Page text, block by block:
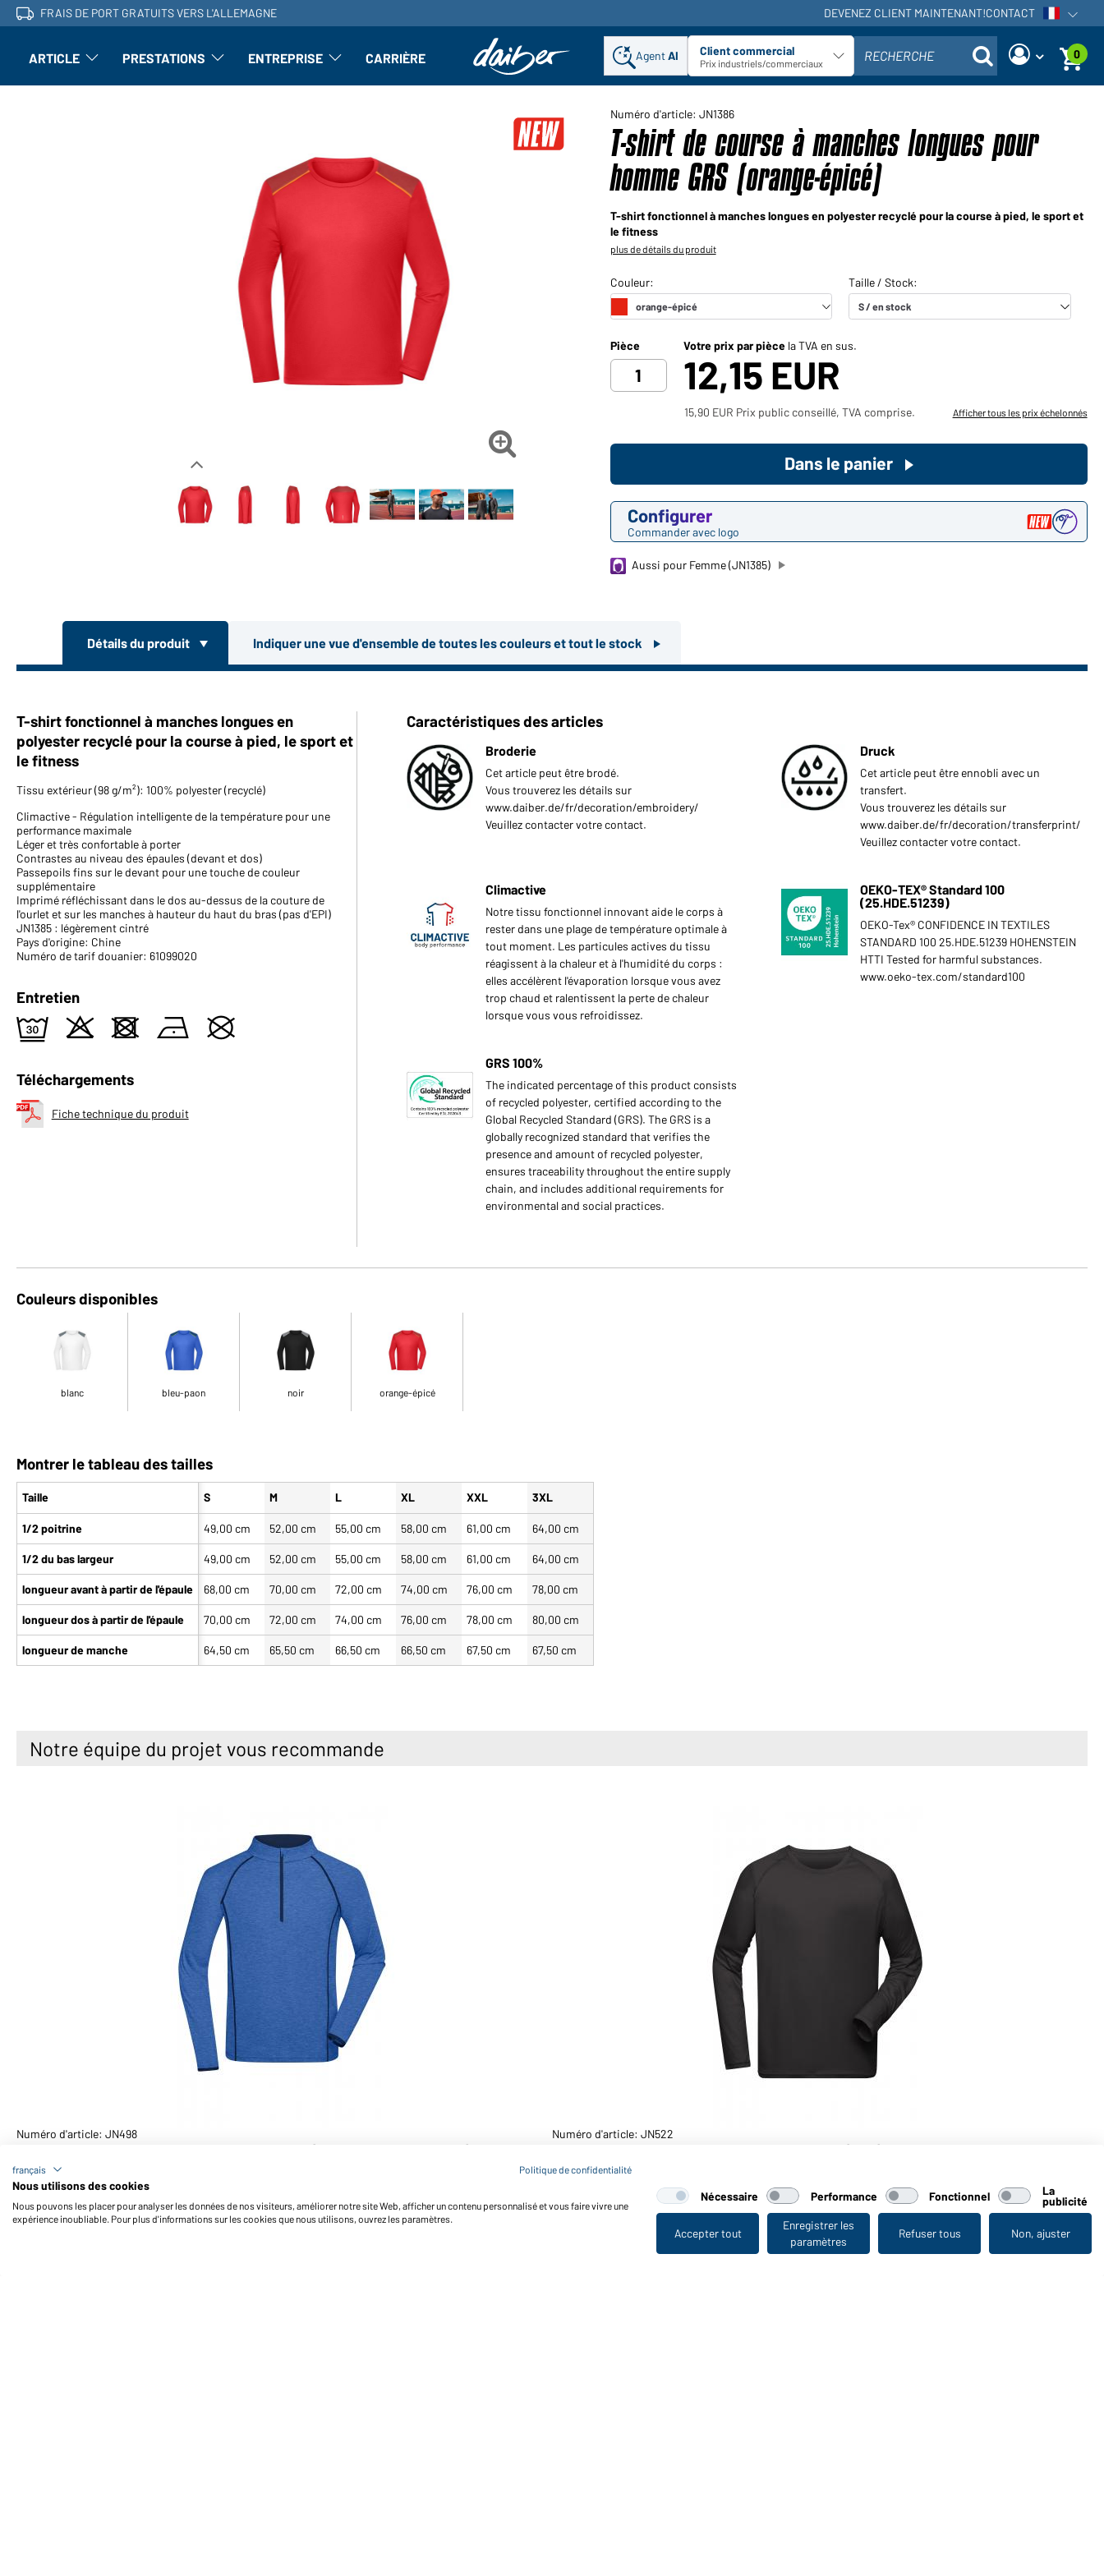
FRAIS DE PORT GRATUITS VERS L'ALLEMAGNE DEVENEZ CLIENT MAINTENANT!CONTACT Ouvrir la
ARTICLE l'article : Ouvrir le sous-menu
PRESTATIONS Perfectionnement : ouvrir le sous-menu
ENTREPRISE L'entreprise : Ouvrir le sous-menu
CARRIÈRE AgentAI Sélectionner le type de client
Client commercial
Prix industriels/commerciaux
RECHERCHE
avez déjà un compte client?
Nom d'utilisateur:
oublié?
Voudriez-vous devenir
Voudriez-vous acheter des
produits pour votre besoin privé?
Chemin d'accès au shop des
Nom d'utilisateur:
Adresse e-mail:
connexion
0

Numéro d'article: JN1386
T-shirt de course à manches longues pour
homme GRS (orange-épicé)
T-shirt fonctionnel à manches longues en polyester recyclé pour la course à pied, le sport et
le fitness
plus de détails du produit
Pièce Votre prix par pièce la TVA en sus.
12,15 EUR
15,90 EUR Prix public conseillé, TVA comprise. Afficher tous les prix échelonnés
Configurer
Commander avec logo
Dans le panier
Aussi pour Femme (JN1385)
Détails du produit Indiquer une vue d'ensemble de toutes les couleurs et tout le stock
T-shirt fonctionnel à manches longues en
polyester recyclé pour la course à pied, le sport et
le fitness
Tissu extérieur (98 g/m²): 100% polyester (recyclé)
Climactive - Régulation intelligente de la température pour une
performance maximale
Léger et très confortable à porter
Contrastes au niveau des épaules (devant et dos)
Passepoils fins sur le devant pour une touche de couleur
supplémentaire
Imprimé réfléchissant dans le dos au-dessus de la couture de
l'ourlet et sur les manches à hauteur du haut du bras (pas d'EPI)
JN1385 : légèrement cintré
Pays d'origine: Chine
Numéro de tarif douanier: 61099020
Entretien
e o d n U
Téléchargements
Fiche technique du produit
Caractéristiques des articles
Broderie
Cet article peut être brodé.
Vous trouverez les détails sur
www.daiber.de/fr/decoration/embroidery/
Veuillez contacter votre contact.
Druck
Cet article peut être ennobli avec un
transfert.
Vous trouverez les détails sur
www.daiber.de/fr/decoration/transferprint/
Veuillez contacter votre contact.
Climactive
Notre tissu fonctionnel innovant aide le corps à
rester dans une plage de température optimale à
tout moment. Les particules actives du tissu
réagissent à la chaleur et à l'humidité du corps :
elles accélèrent l'évaporation lorsque vous avez
trop chaud et ralentissent la perte de chaleur
lorsque vous vous refroidissez.
OEKO-TEX® Standard 100
(25.HDE.51239)
OEKO-Tex® CONFIDENCE IN TEXTILES
STANDARD 100 25.HDE.51239 HOHENSTEIN
HTTI Tested for harmful substances.
www.oeko-tex.com/standard100
GRS 100%
The indicated percentage of this product consists
of recycled polyester, certified according to the
Global Recycled Standard (GRS). The GRS is a
globally recognized standard that verifies the
presence and amount of recycled polyester,
ensures traceability throughout the entire supply
chain, and includes additional requirements for
environmental and social practices.
Couleurs disponibles
blanc bleu-paon noir orange-épicé
Montrer le tableau des tailles
Taille
1/2 poitrine
1/2 du bas largeur
longueur avant à partir de l'épaule
longueur dos à partir de l'épaule
longueur de manche
S M L XL XXL 3XL
49,00 cm 52,00 cm 55,00 cm 58,00 cm 61,00 cm 64,00 cm
49,00 cm 52,00 cm 55,00 cm 58,00 cm 61,00 cm 64,00 cm
68,00 cm 70,00 cm 72,00 cm 74,00 cm 76,00 cm 78,00 cm
70,00 cm 72,00 cm 74,00 cm 76,00 cm 78,00 cm 80,00 cm
64,50 cm 65,50 cm 66,50 cm 66,50 cm 67,50 cm 67,50 cm
Notre équipe du projet vous recommande
Numéro d'article: JN498
T-shirt technique homme manches longues (bleu-mélange/marine)
Numéro d'article: JN522
T-shirt sport manches longues homme RCS (noir)
Vu en dernier
français Politique de confidentialité
Nous utilisons des cookies
Nous pouvons les placer pour analyser les données de nos visiteurs, améliorer notre site Web, afficher un contenu personnalisé et vous faire vivre une
expérience inoubliable. Pour plus d'informations sur les cookies que nous utilisons, ouvrez les paramètres.
Nécessaire Performance Fonctionnel La
publicité
Accepter tout
Enregistrer les
paramètres
Refuser tous Non, ajuster